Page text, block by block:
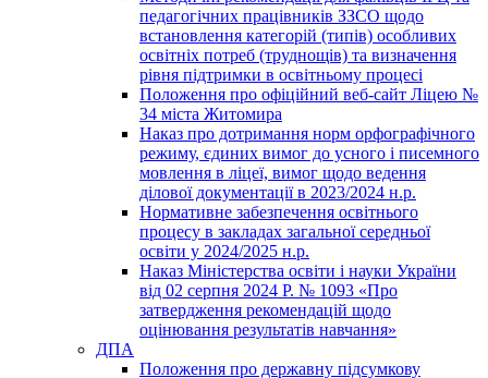
педагогічних працівників ЗЗСО щодо
встановлення категорій (типів) особливих
освітніх потреб (труднощів) та визначення
рівня підтримки в освітньому процесі
Положення про офіційний веб-сайт Ліцею №
34 міста Житомира
Наказ про дотримання норм орфографічного
режиму, єдиних вимог до усного і писемного
мовлення в ліцеї, вимог щодо ведення
ділової документації в 2023/2024 н.р.
Нормативне забезпечення освітнього
процесу в закладах загальної середньої
освіти у 2024/2025 н.р.
Наказ Міністерства освіти і науки України
від 02 серпня 2024 Р. № 1093 «Про
затвердження рекомендацій щодо
оцінювання результатів навчання»
ДПА
Положення про державну підсумкову